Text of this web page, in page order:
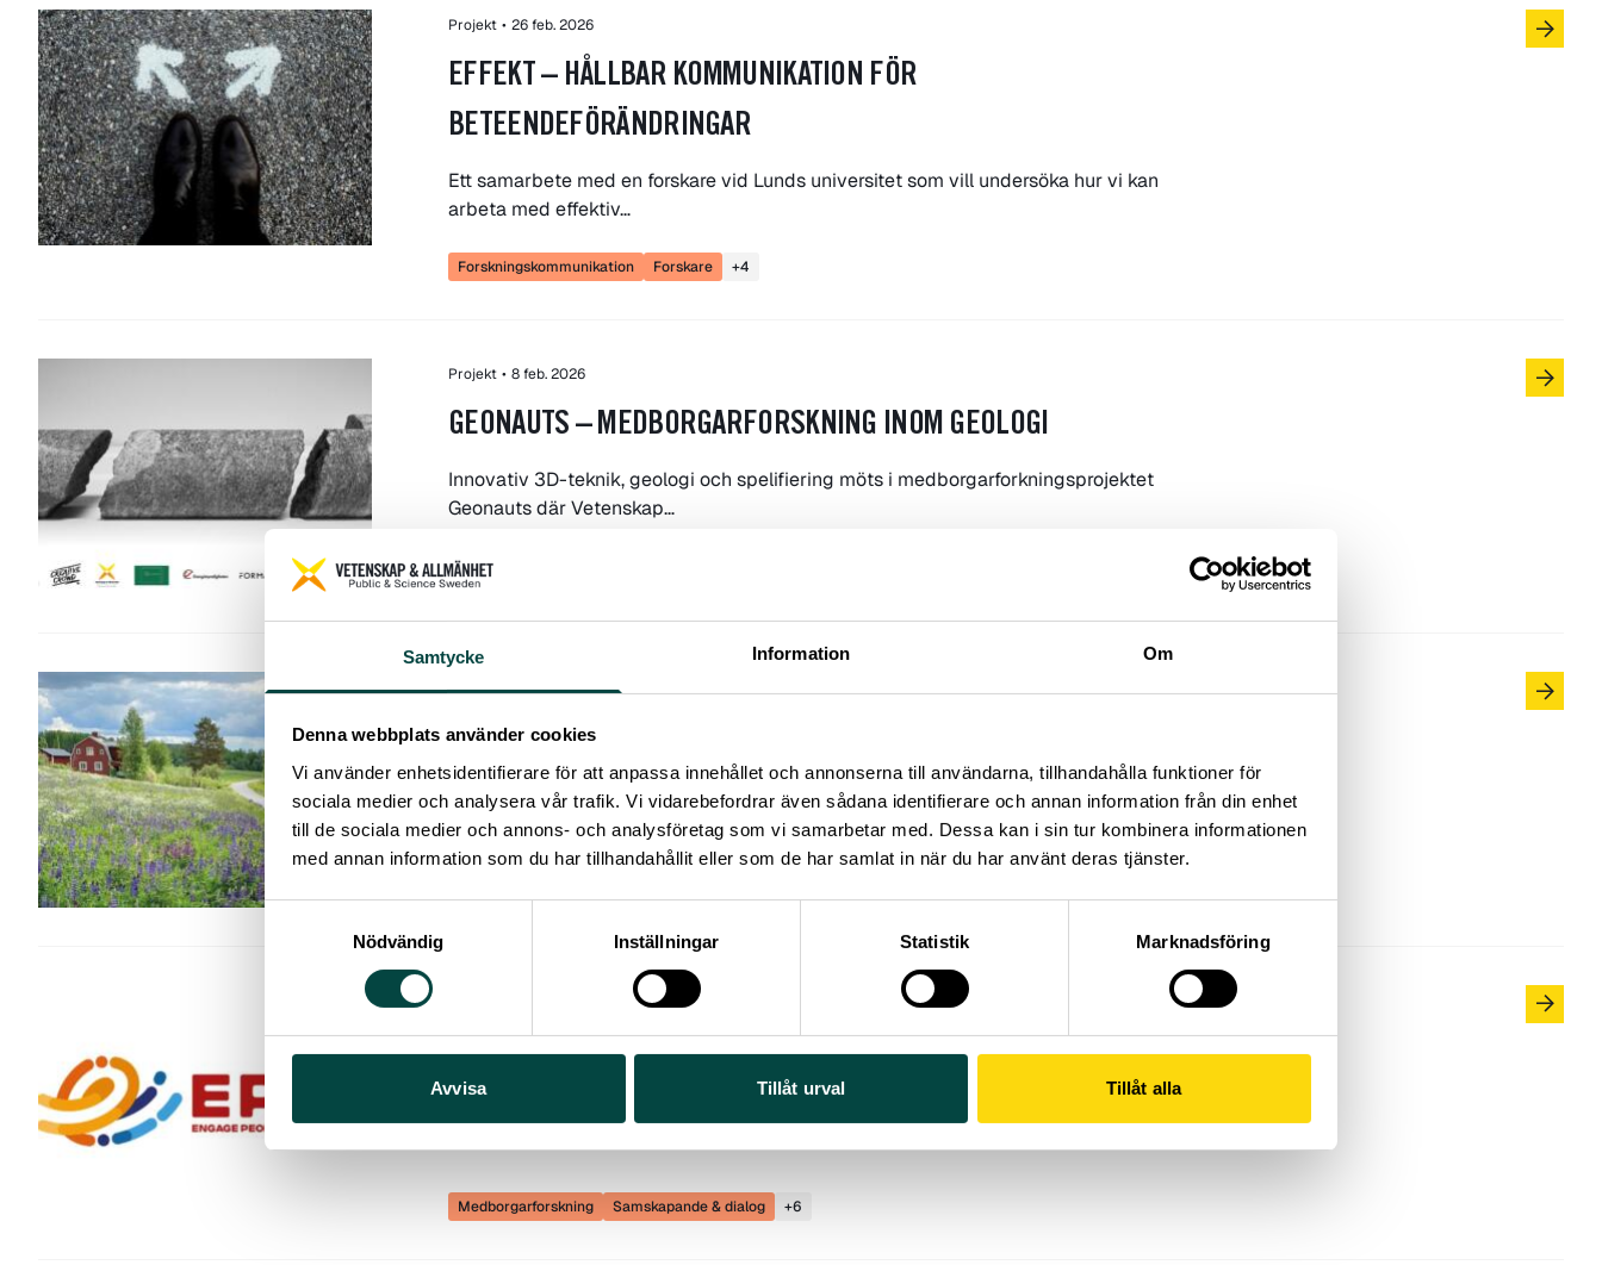
Samtycke Information Om
Denna webbplats använder cookies
Vi använder enhetsidentifierare för att anpassa innehållet och annonserna till användarna, tillhandahålla funktioner för
sociala medier och analysera vår trafik. Vi vidarebefordrar även sådana identifierare och annan information från din enhet
till de sociala medier och annons- och analysföretag som vi samarbetar med. Dessa kan i sin tur kombinera informationen
med annan information som du har tillhandahållit eller som de har samlat in när du har använt deras tjänster.
Samtyckesval
Nödvändig
Inställningar Statistik Marknadsföring
Avvisa Tillåt urval Tillåt alla
Projekt • 26 feb. 2026
EFFEKT – HÅLLBAR KOMMUNIKATION FÖR
BETEENDEFÖRÄNDRINGAR
Ett samarbete med en forskare vid Lunds universitet som vill undersöka hur vi kan
arbeta med effektiv…
Forskningskommunikation Forskare +4
Projekt • 8 feb. 2026
GEONAUTS – MEDBORGARFORSKNING INOM GEOLOGI
Innovativ 3D-teknik, geologi och spelifiering möts i medborgarforkningsprojektet
Geonauts där Vetenskap…
Medborgarforskning
Projekt • 3 dec. 2025
LUPINLABBET
Vi samlar hela Sveriges kunskap om blomsterlupin i projektet som finansieras av
forskningsrådet Formas…
EPICS – MEDBORGARFORSKNING INOM HÖGRE UTBILDNING
Medborgarforskning Samskapande & dialog +6